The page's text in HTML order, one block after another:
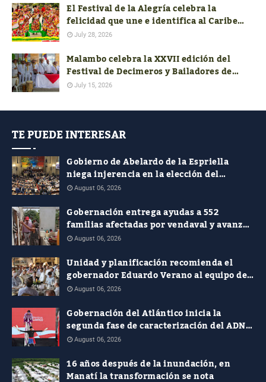
El Festival de la Alegría celebra la
felicidad que une e identifica al Caribe
colombiano
July 28, 2026
Malambo celebra la XXVII edición del
Festival de Decimeros y Bailadores de
Cumbia de la Región Caribe
July 15, 2026
TE PUEDE INTERESAR
Gobierno de Abelardo de la Espriella
niega injerencia en la elección del
próximo contralor General
August 06, 2026
Gobernación entrega ayudas a 552
familias afectadas por vendaval y avanza
con la reconstrucción de 19 viviendas
August 06, 2026
Unidad y planificación recomienda el
gobernador Eduardo Verano al equipo de
costeños en el nuevo Gobierno nacional
August 06, 2026
Gobernación del Atlántico inicia la
segunda fase de caracterización del ADN
Cultural
August 06, 2026
16 años después de la inundación, en
Manatí la transformación se nota